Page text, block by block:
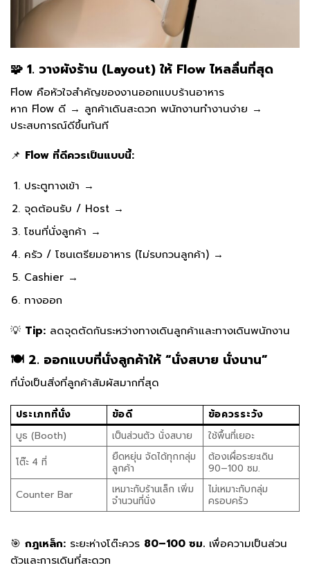
🧩 1. วางผังร้าน (Layout) ให้ Flow ไหลลื่นที่สุด
Flow คือหัวใจสำคัญของงานออกแบบร้านอาหาร
หาก Flow ดี → ลูกค้าเดินสะดวก พนักงานทำงานง่าย →
ประสบการณ์ดีขึ้นทันที
📌 Flow ที่ดีควรเป็นแบบนี้:
ประตูทางเข้า →
จุดต้อนรับ / Host →
โซนที่นั่งลูกค้า →
ครัว / โซนเตรียมอาหาร (ไม่รบกวนลูกค้า) →
Cashier →
ทางออก
💡 Tip: ลดจุดตัดกันระหว่างทางเดินลูกค้าและทางเดินพนักงาน
🍽️ 2. ออกแบบที่นั่งลูกค้าให้ “นั่งสบาย นั่งนาน”
ที่นั่งเป็นสิ่งที่ลูกค้าสัมผัสมากที่สุด
ประเภทที่นั่ง ข้อดี
ข้อควรระวัง
บูธ (Booth)
เป็นส่วนตัว นั่งสบาย
ใช้พื้นที่เยอะ
โต๊ะ 4 ที่
ยืดหยุ่น จัดได้ทุกกลุ่ม
ลูกค้า
ต้องเผื่อระยะเดิน
90–100 ซม.
Counter Bar
เหมาะกับร้านเล็ก เพิ่ม
จำนวนที่นั่ง
ไม่เหมาะกับกลุ่ม
ครอบครัว
🎯 กฎเหล็ก: ระยะห่างโต๊ะควร 80–100 ซม. เพื่อความเป็นส่วน
ตัวและการเดินที่สะดวก